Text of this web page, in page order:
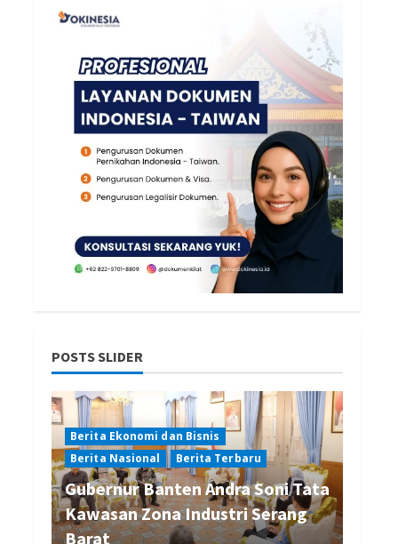
POSTS SLIDER
Berita Ekonomi dan Bisnis
Berita Nasional
Berita Terbaru
Gubernur Banten Andra Soni Tata
Kawasan Zona Industri Serang
Barat